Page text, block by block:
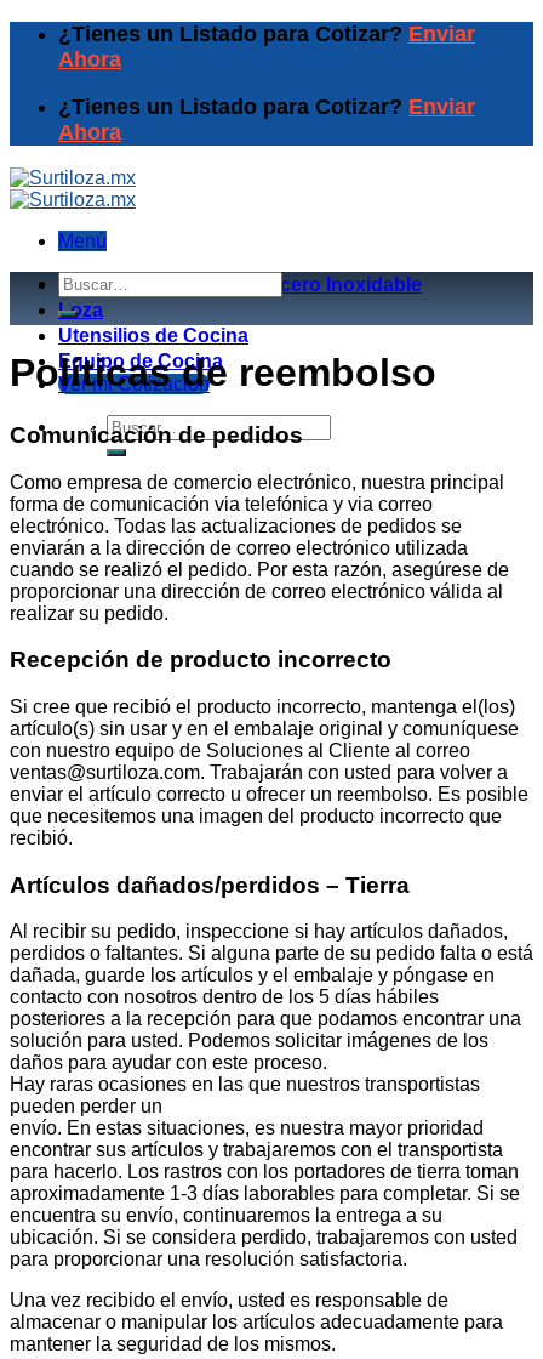
Skip
content
¿Tienes un Listado para Cotizar? Enviar
Ahora
¿Tienes un Listado para Cotizar? Enviar
Ahora
Menú
Equipos de Coccion y Acero Inoxidable
Loza
Utensilios de Cocina
Equipo de Cocina
Ver mi Cotizacion
Buscar
por:
Buscar
por:
Políticas de reembolso
Comunicación de pedidos
Como empresa de comercio electrónico, nuestra principal
forma de comunicación via telefónica y via correo
electrónico. Todas las actualizaciones de pedidos se
enviarán a la dirección de correo electrónico utilizada
cuando se realizó el pedido. Por esta razón, asegúrese de
proporcionar una dirección de correo electrónico válida al
realizar su pedido.
Recepción de producto incorrecto
Si cree que recibió el producto incorrecto, mantenga el(los)
artículo(s) sin usar y en el embalaje original y comuníquese
con nuestro equipo de Soluciones al Cliente al correo
ventas@surtiloza.com. Trabajarán con usted para volver a
enviar el artículo correcto u ofrecer un reembolso. Es posible
que necesitemos una imagen del producto incorrecto que
recibió.
Artículos dañados/perdidos – Tierra
Al recibir su pedido, inspeccione si hay artículos dañados,
perdidos o faltantes. Si alguna parte de su pedido falta o está
dañada, guarde los artículos y el embalaje y póngase en
contacto con nosotros dentro de los 5 días hábiles
posteriores a la recepción para que podamos encontrar una
solución para usted. Podemos solicitar imágenes de los
daños para ayudar con este proceso.
Hay raras ocasiones en las que nuestros transportistas
pueden perder un
envío. En estas situaciones, es nuestra mayor prioridad
encontrar sus artículos y trabajaremos con el transportista
para hacerlo. Los rastros con los portadores de tierra toman
aproximadamente 1-3 días laborables para completar. Si se
encuentra su envío, continuaremos la entrega a su
ubicación. Si se considera perdido, trabajaremos con usted
para proporcionar una resolución satisfactoria.
Una vez recibido el envío, usted es responsable de
almacenar o manipular los artículos adecuadamente para
mantener la seguridad de los mismos.